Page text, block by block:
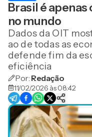
Brasil é
no mundo
Dados da OIT
ao de todas as
defende fim da
eficiência
Por: Redação
11/02/2026 às 08:42